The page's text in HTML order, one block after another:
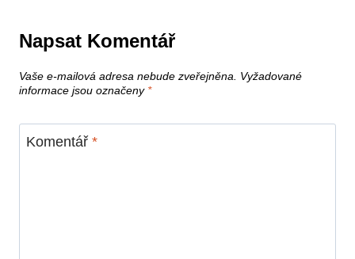
Napsat Komentář
Vaše e-mailová adresa nebude zveřejněna.
Vyžadované
informace jsou označeny *
Komentář *